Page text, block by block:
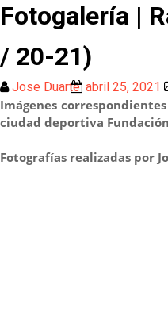
Fotogalería |
/ 20-21)
Jose Duarte abril 25, 2021
Imágenes
ciudad deportiva
Fotografías realizadas por